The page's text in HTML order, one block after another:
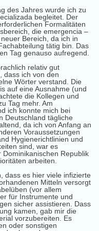
des Jahres wurde ich zu
begleitet. Der
Formalitäten
die emergencia –
Bereich, da ich in
tätig bin. Das
Tag genauso aufregend.
relativ gut
dass ich von den
Wörter verstand. Die
auf eine Ausnahme (und
die Kollegen und
Tag mehr. Am
ich konnte mich bei
Deutschland tägliche
da ich von Anfang an
Voraussetzungen
Hygienerichtlinien und
sind, war es
Republik
arbeiten.
dass es hier viele infizierte
Mitteln versorgt
(vor allem
für Instrumente und
sicher assistieren. Dass
kamen, gab mir die
vorzubereiten. Es
oder sonstigen